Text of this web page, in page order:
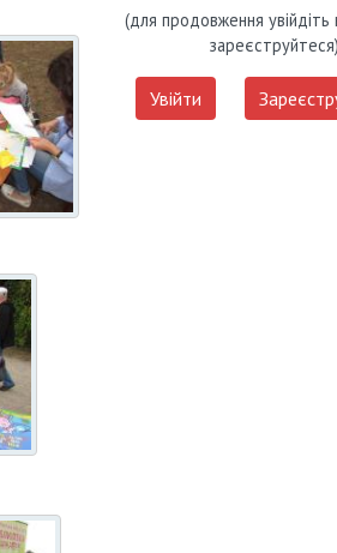
(для продовження увійдіть
зареєструйтеся)
Увійти